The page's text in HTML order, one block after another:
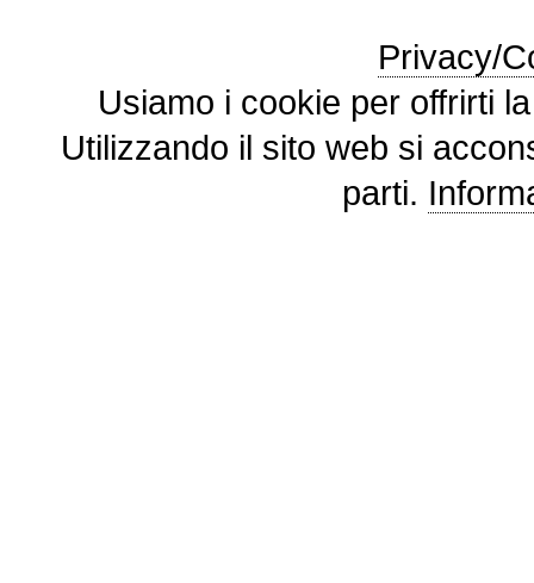
Privacy/
Usiamo i cookie per offrirti
Utilizzando il sito web si
parti.